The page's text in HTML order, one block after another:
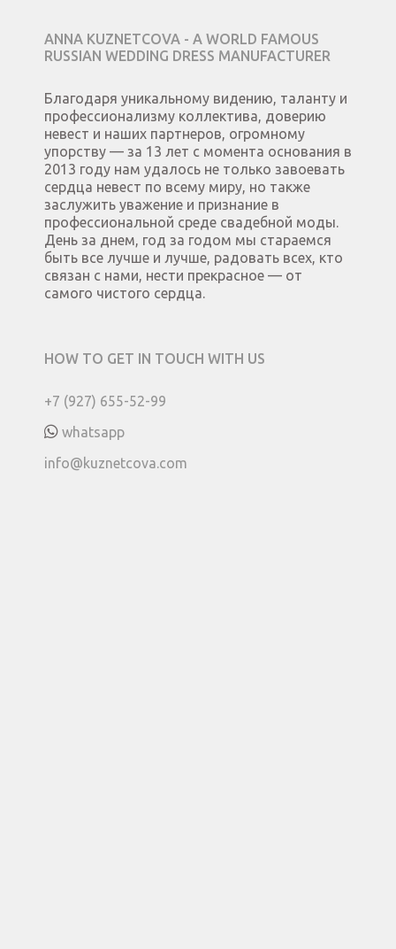
ANNA KUZNETCOVA - A WORLD FAMOUS
RUSSIAN WEDDING DRESS MANUFACTURER
Благодаря уникальному видению, таланту и
профессионализму коллектива, доверию
невест и наших партнеров, огромному
упорству — за 13 лет с момента основания в
2013 году нам удалось не только завоевать
сердца невест по всему миру, но также
заслужить уважение и признание в
профессиональной среде свадебной моды.
День за днем, год за годом мы стараемся
быть все лучше и лучше, радовать всех, кто
связан с нами, нести прекрасное — от
самого чистого сердца.
HOW TO GET IN TOUCH WITH US
+7 (927) 655-52-99
whatsapp
info@kuznetcova.com